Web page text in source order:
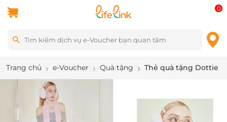
0
Trang chủ e-Voucher Quà tặng Thẻ quà tặng Dottie